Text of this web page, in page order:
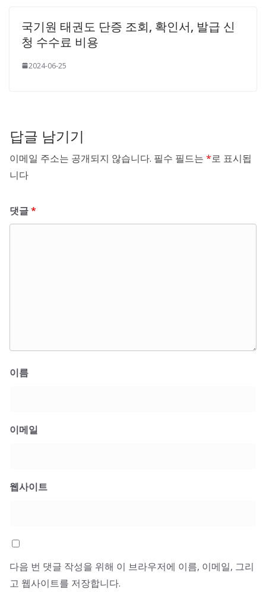
국기원 태권도 단증 조회, 확인서, 발급 신
청 수수료 비용
2024-06-25
답글 남기기
이메일 주소는 공개되지 않습니다. 필수 필드는 *로 표시됩
니다
댓글*
이름
이메일
웹사이트
다음 번 댓글 작성을 위해 이 브라우저에 이름, 이메일, 그리
고 웹사이트를 저장합니다.